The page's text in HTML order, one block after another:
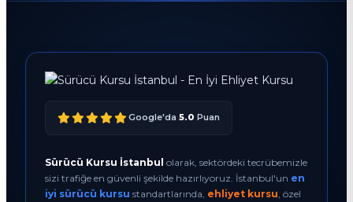
Google'da 5.0 Puan
Sürücü Kursu İstanbul olarak, sektördeki tecrübemizle
sizi trafiğe en güvenli şekilde hazırlıyoruz. İstanbul'un en
iyi sürücü kursu standartlarında, ehliyet kursu , özel